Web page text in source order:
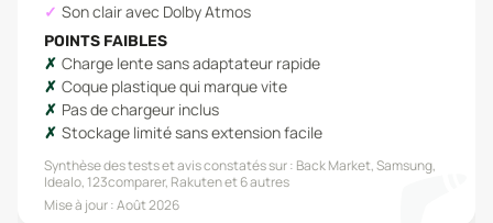
Son clair avec Dolby Atmos
POINTS FAIBLES
Charge lente sans adaptateur rapide
Coque plastique qui marque vite
Pas de chargeur inclus
Stockage limité sans extension facile
Synthèse des tests et avis constatés sur : Back Market, Samsung,
Idealo, 123comparer, Rakutenet 6 autres
Mise à jour :Août 2026